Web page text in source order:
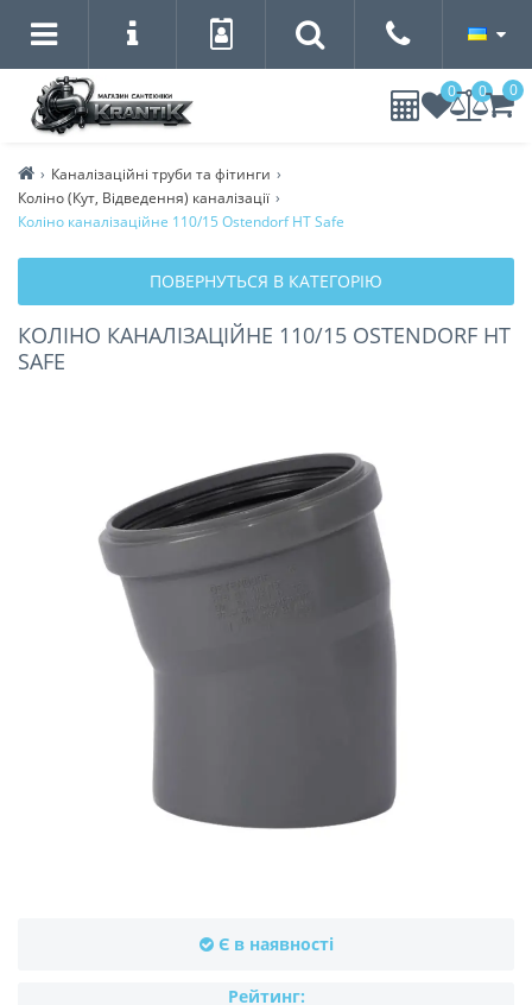
0 0 0
Каналізаційні труби та фітинги
Коліно (Кут, Відведення) каналізації
Коліно каналізаційне 110/15 Ostendorf HT Safe
ПОВЕРНУТЬСЯ В КАТЕГОРІЮ
КОЛІНО КАНАЛІЗАЦІЙНЕ 110/15 OSTENDORF HT
SAFE
Є в наявності
Рейтинг: